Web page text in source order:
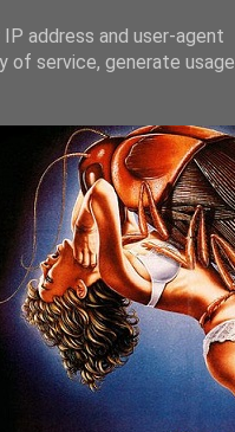
address and user-agent
of service, generate usage